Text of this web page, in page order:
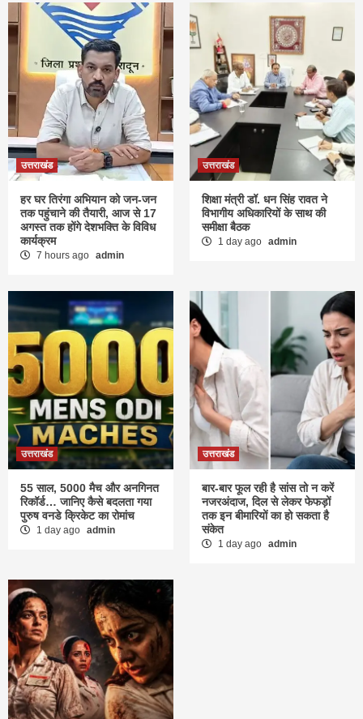
उत्तराखंड
हर घर तिरंगा अभियान को जन-जन
तक पहुंचाने की तैयारी, आज से 17
अगस्त तक होंगे देशभक्ति के विविध
कार्यक्रम
7 hours ago admin
उत्तराखंड
शिक्षा मंत्री डॉ. धन सिंह रावत ने
विभागीय अधिकारियों के साथ की
समीक्षा बैठक
1 day ago admin
उत्तराखंड
55 साल, 5000 मैच और अनगिनत
रिकॉर्ड… जानिए कैसे बदलता गया
पुरुष वनडे क्रिकेट का रोमांच
1 day ago admin
उत्तराखंड
बार-बार फूल रही है सांस तो न करें
नजरअंदाज, दिल से लेकर फेफड़ों
तक इन बीमारियों का हो सकता है
संकेत
1 day ago admin